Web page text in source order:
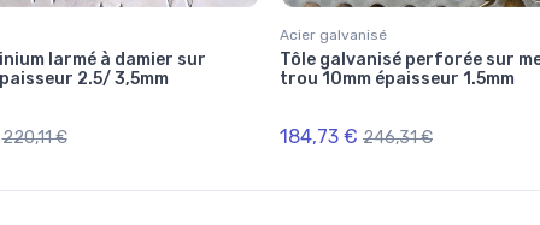
larmé à damier sur
2.5/ 3,5mm
220,11 €
Acier galvanisé
Tôle galvanisé perforée sur
trou 10mm épaisseur 1.5mm
184,73 € 246,31 €